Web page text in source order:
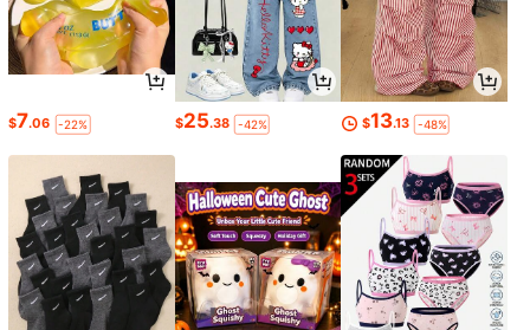
$7.06 -22% $25.38 -42% $13.13 -48%